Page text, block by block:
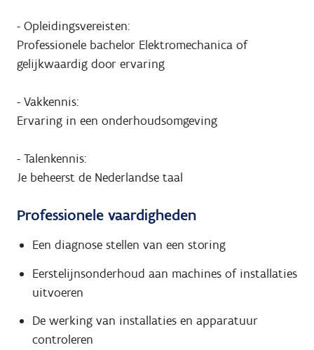
- Opleidingsvereisten:
Professionele bachelor Elektromechanica of
gelijkwaardig door ervaring
- Vakkennis:
Ervaring in een onderhoudsomgeving
- Talenkennis:
Je beheerst de Nederlandse taal
Professionele vaardigheden
Een diagnose stellen van een storing
Eerstelijnsonderhoud aan machines of installaties
uitvoeren
De werking van installaties en apparatuur
controleren